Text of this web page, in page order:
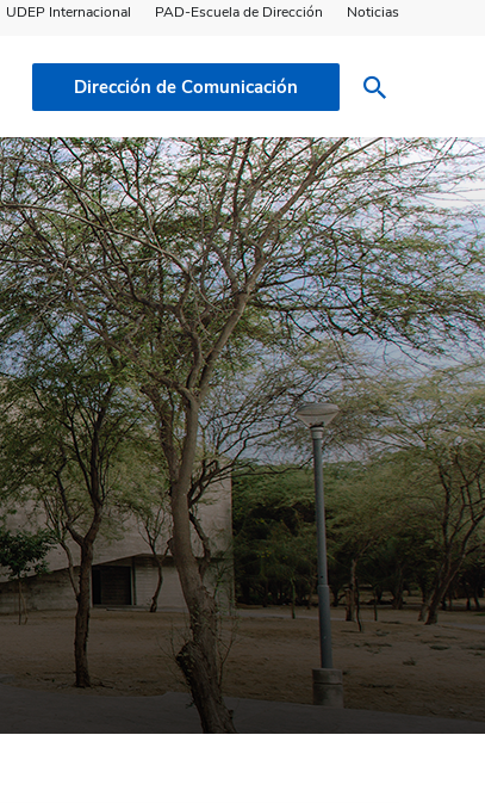
UDEP Internacional PAD-Escuela de Dirección Noticias
Dirección de Comunicación